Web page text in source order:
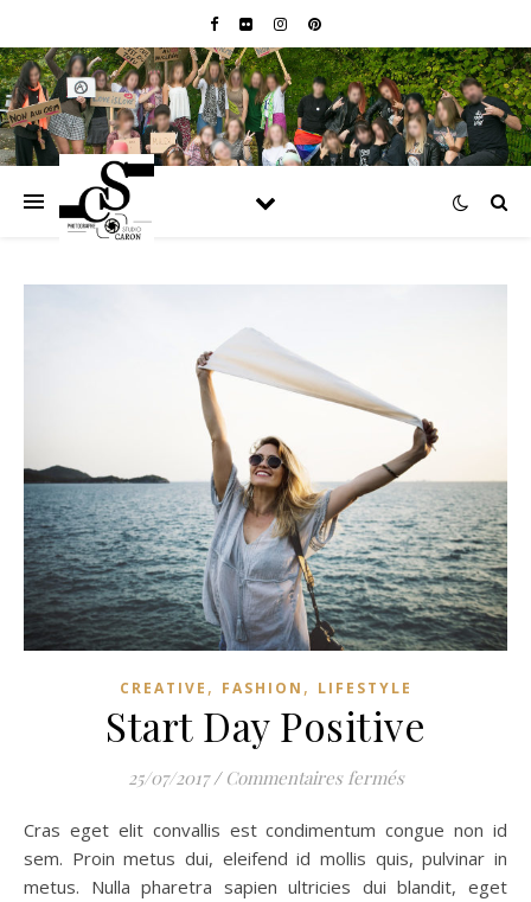
CREATIVE , FASHION , LIFESTYLE
Start Day Positive
25/07/2017 / Commentaires ferméssur Start Day
Cras eget elit convallis est condimentum congue non id
sem. Proin metus dui, eleifend id mollis quis, pulvinar in
metus. Nulla pharetra sapien ultricies dui blandit, eget